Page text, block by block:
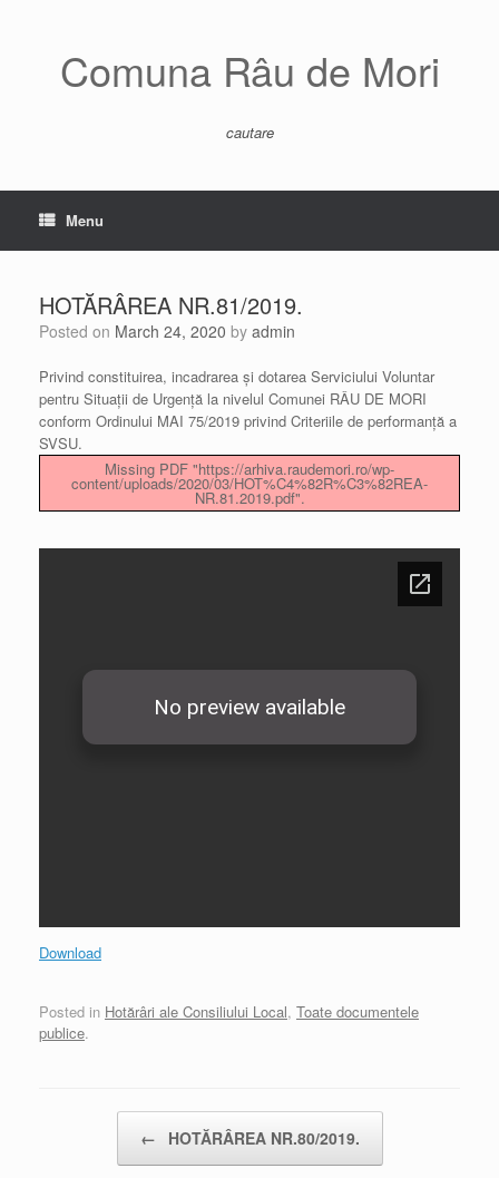
Comuna Râu de Mori
cautare
Menu
HOTĂRÂREA NR.81/2019.
Posted on March 24, 2020 by admin
Privind constituirea, incadrarea și dotarea Serviciului Voluntar
pentru Situații de Urgență la nivelul Comunei RÂU DE MORI
conform Ordinului MAI 75/2019 privind Criteriile de performanță a
SVSU.
Missing PDF "https://arhiva.raudemori.ro/wp-
content/uploads/2020/03/HOT%C4%82R%C3%82REA-
NR.81.2019.pdf".
Download
Posted in Hotărâri ale Consiliului Local, Toate documentele
publice.
← HOTĂRÂREA NR.80/2019.